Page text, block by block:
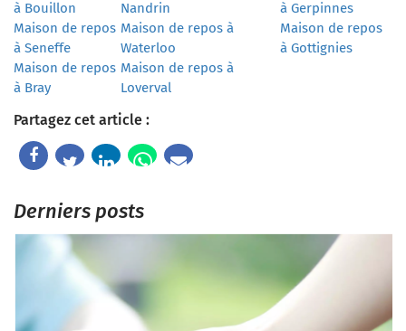
à Bouillon Nandrin
à Gerpinnes
Maison de repos
à Seneffe
Maison de repos à
Waterloo
Maison de repos
à Gottignies
Maison de repos
à Bray
Maison de repos à
Loverval
Partagez cet article :
Derniers posts